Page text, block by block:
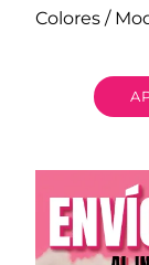
Colores /